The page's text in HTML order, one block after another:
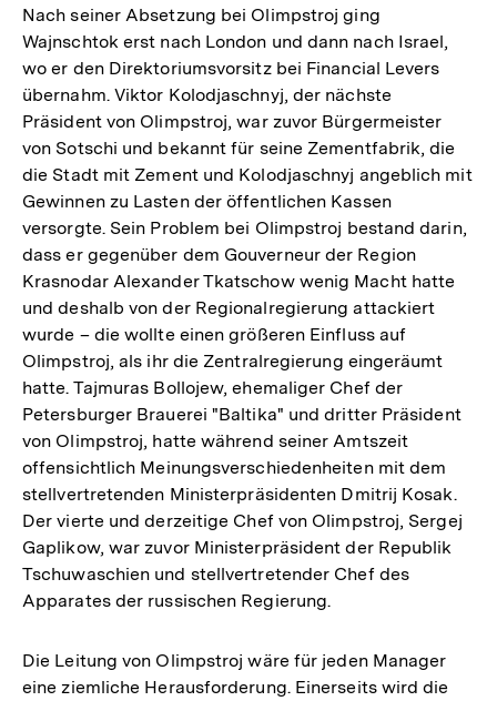
Nach seiner Absetzung bei Olimpstroj ging
Wajnschtok erst nach London und dann nach Israel,
wo er den Direktoriumsvorsitz bei Financial Levers
übernahm. Viktor Kolodjaschnyj, der nächste
Präsident von Olimpstroj, war zuvor Bürgermeister
von Sotschi und bekannt für seine Zementfabrik, die
die Stadt mit Zement und Kolodjaschnyj angeblich mit
Gewinnen zu Lasten der öffentlichen Kassen
versorgte. Sein Problem bei Olimpstroj bestand darin,
dass er gegenüber dem Gouverneur der Region
Krasnodar Alexander Tkatschow wenig Macht hatte
und deshalb von der Regionalregierung attackiert
wurde – die wollte einen größeren Einfluss auf
Olimpstroj, als ihr die Zentralregierung eingeräumt
hatte. Tajmuras Bollojew, ehemaliger Chef der
Petersburger Brauerei "Baltika" und dritter Präsident
von Olimpstroj, hatte während seiner Amtszeit
offensichtlich Meinungsverschiedenheiten mit dem
stellvertretenden Ministerpräsidenten Dmitrij Kosak.
Der vierte und derzeitige Chef von Olimpstroj, Sergej
Gaplikow, war zuvor Ministerpräsident der Republik
Tschuwaschien und stellvertretender Chef des
Apparates der russischen Regierung.
Die Leitung von Olimpstroj wäre für jeden Manager
eine ziemliche Herausforderung. Einerseits wird die